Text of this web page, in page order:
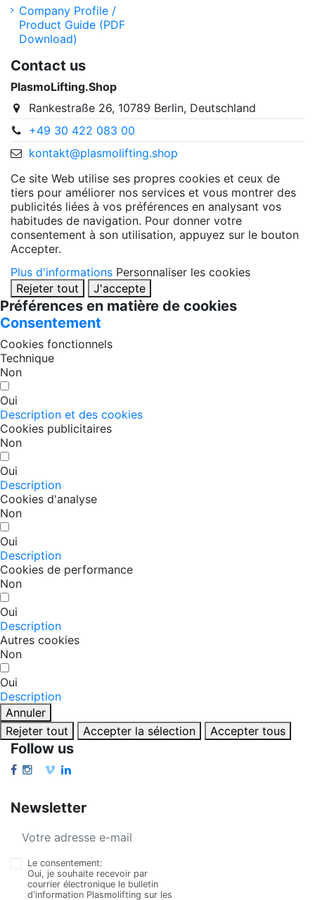
Company Profile /
Product Guide (PDF
Download)
Contact us
PlasmoLifting.Shop
Rankestraße 26, 10789 Berlin, Deutschland
+49 30 422 083 00
kontakt@plasmolifting.shop
Ce site Web utilise ses propres cookies et ceux de
tiers pour améliorer nos services et vous montrer des
publicités liées à vos préférences en analysant vos
habitudes de navigation. Pour donner votre
consentement à son utilisation, appuyez sur le bouton
Accepter.
Plus d'informations Personnaliser les cookies
Rejeter tout
J'accepte
Préférences en matière de cookies
Consentement
Cookies fonctionnels
Technique
Non
Oui
Description et des cookies
Cookies publicitaires
Non
Oui
Description
Cookies d'analyse
Non
Oui
Description
Cookies de performance
Non
Oui
Description
Autres cookies
Non
Oui
Description
Annuler
Rejeter tout
Accepter la sélection Accepter tous
Follow us
Newsletter
Le consentement:
Oui, je souhaite recevoir par
courrier électronique le bulletin
d'information Plasmolifting sur les